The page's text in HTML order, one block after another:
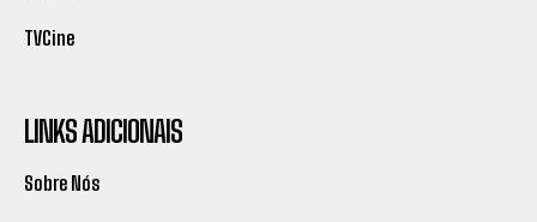
TVCine
LINKS ADICIONAIS
Sobre Nós